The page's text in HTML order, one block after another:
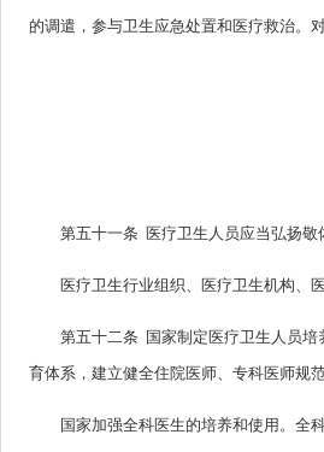
的调遣，参与卫生应急处置和医疗救治。
第五十一条 医疗卫生人员应当弘扬
医疗卫生行业组织、医疗卫生机构、
第五十二条 国家制定医疗卫生人员
育体系，建立健全住院医师、专科医师规
国家加强全科医生的培养和使用。全